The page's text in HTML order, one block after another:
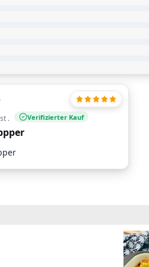
.
Verifizierter Kauf